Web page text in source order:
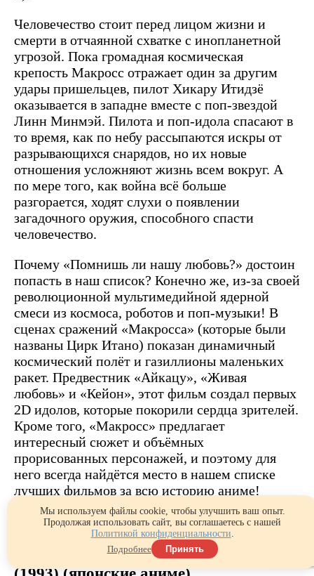
Человечество стоит перед лицом жизни и
смерти в отчаянной схватке с инопланетной
угрозой. Пока громадная космическая
крепость Макросс отражает один за другим
удары пришельцев, пилот Хикару Итидзё
оказывается в западне вместе с поп-звездой
Линн Минмэй. Пилота и поп-идола спасают в
то время, как по небу рассыпаются искры от
разрывающихся снарядов, но их новые
отношения усложняют жизнь всем вокруг. А
по мере того, как война всё больше
разгорается, ходят слухи о появлении
загадочного оружия, способного спасти
человечество.
Почему «Помнишь ли нашу любовь?» достоин
попасть в наш список? Конечно же, из-за своей
революционной мультимедийной ядерной
смеси из космоса, роботов и поп-музыки! В
сценах сражений «Макросса» (которые были
названы Цирк Итано) показан динамичный
космический полёт и газиллионы маленьких
ракет. Предвестник «Айкацу», «Живая
любовь» и «Кейон», этот фильм создал первых
2D идолов, которые покорили сердца зрителей.
Кроме того, «Макросс» предлагает
интересный сюжет и объёмных
прорисованных персонажей, и поэтому для
него всегда найдётся место в нашем списке
лучших фильмов за всю историю аниме!
https://www.youtube.com/watch?v=s4i9tBzJ3VQ
11.МАНУСКРИПТ НИНДЗЯ, аниме
Мы используем файлы cookie, чтобы улучшить ваш опыт.
Продолжая использовать сайт, вы соглашаетесь с нашей
Политикой конфиденциальности.
Подробнее
Принять